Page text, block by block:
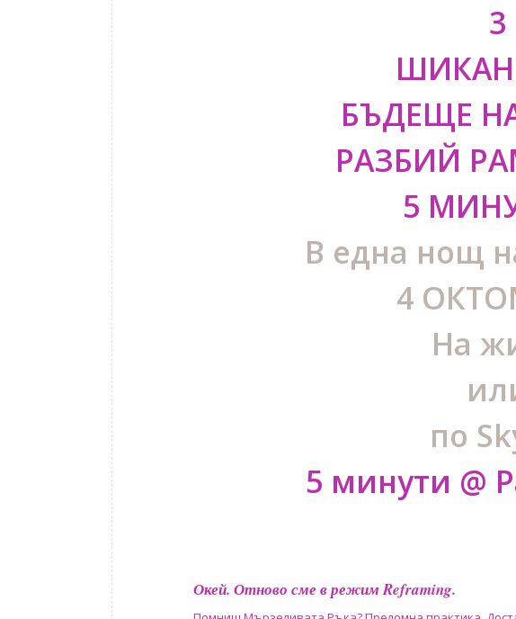
3
ШИКАН
БЪДЕЩЕ
РАЗБИЙ
5
В една нощ
4
На
по
5 минути @
Окей. Отново сме в режим Reframing.